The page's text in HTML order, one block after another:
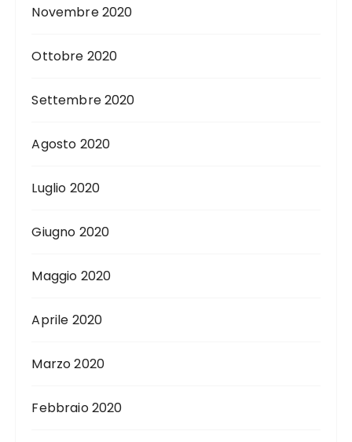
Novembre 2020
Ottobre 2020
Settembre 2020
Agosto 2020
Luglio 2020
Giugno 2020
Maggio 2020
Aprile 2020
Marzo 2020
Febbraio 2020